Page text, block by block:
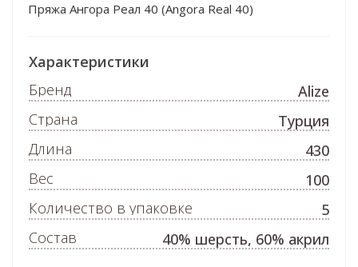
Пряжа Ангора Реал 40 (Angora Real 40)
Характеристики
Бренд
Alize
Страна
Турция
Длина
430
Вес
100
Количество в упаковке
5
Состав
40% шерсть, 60% акрил